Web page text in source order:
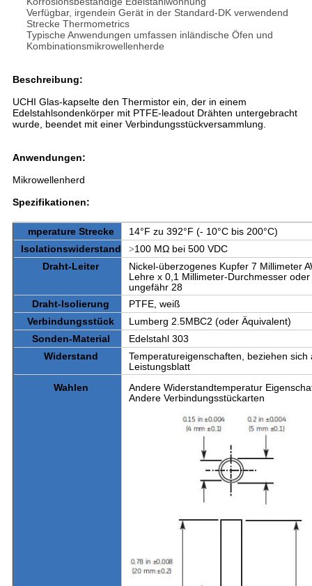
Verfügbar, irgendein Gerät in der Standard-DK verwendend
Strecke Thermometrics
Typische Anwendungen umfassen inländische Öfen und
Kombinationsmikrowellenherde
Beschreibung:
UCHI Glas-kapselte den Thermistor ein, der in einem
Edelstahlsondenkörper mit PTFE-leadout Drähten untergebracht
wurde, beendet mit einer Verbindungsstückversammlung.
Anwendungen:
Mikrowellenherd
Spezifikationen:
mperature Strecke
14°F zu 392°F (- 10°C bis 200°C)
Isolationswiderstand
>100 MΩ bei 500 VDC
Draht-Leiter
Nickel-überzogenes Kupfer 7 Millimeter
Lehre x 0,1 Millimeter-Durchmesser oder
ungefähr 28
Draht-Isolierung
PTFE, weiß
Verbindungsstück
Lumberg 2.5MBC2 (oder Äquivalent)
Sonden-Material
Edelstahl 303
Widerstand
Temperatureigenschaften, beziehen sich
Leistungsblatt
Wahlen
Andere Widerstandtemperatur
Andere Verbindungsstückarten